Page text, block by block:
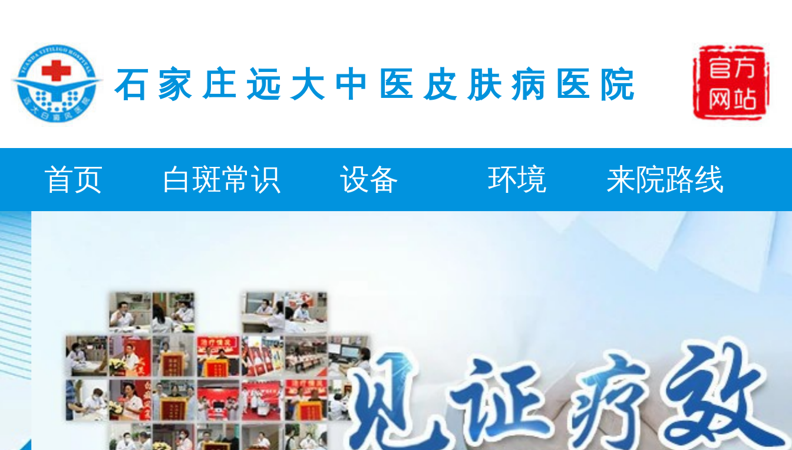
石家庄远大中医皮肤病医院
首页 白斑常识 设备 环境 来院路线